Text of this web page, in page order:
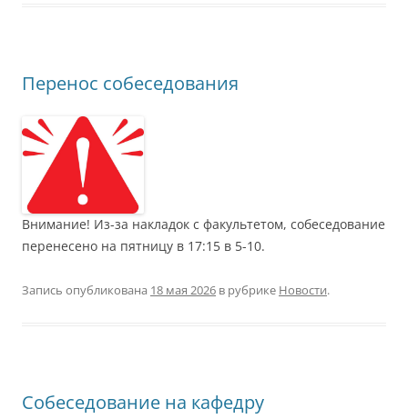
Перенос собеседования
Внимание! Из-за накладок с факультетом, собеседование
перенесено на пятницу в 17:15 в 5-10.
Запись опубликована 18 мая 2026 в рубрике Новости.
Собеседование на кафедру